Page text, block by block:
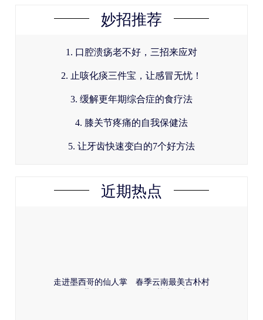
妙招推荐
1. 口腔溃疡老不好，三招来应对
2. 止咳化痰三件宝，让感冒无忧！
3. 缓解更年期综合症的食疗法
4. 膝关节疼痛的自我保健法
5. 让牙齿快速变白的7个好方法
近期热点
走进墨西哥的仙人掌
春季云南最美古朴村